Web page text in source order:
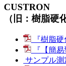
CUSTRON
（旧：樹脂硬
『樹脂
『【簡
サンプル測